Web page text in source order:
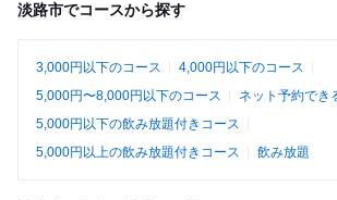
淡路市でコースから探す
3,000円以下のコース
4,000円以下のコース
5,000円〜8,000円以下のコース
ネット予約でき
5,000円以下の飲み放題付きコース
5,000円以上の飲み放題付きコース
飲み放題